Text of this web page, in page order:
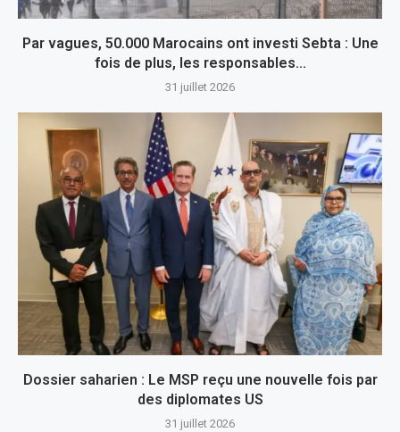
Par vagues, 50.000 Marocains ont investi Sebta : Une
fois de plus, les responsables...
31 juillet 2026
Dossier saharien : Le MSP reçu une nouvelle fois par
des diplomates US
31 juillet 2026